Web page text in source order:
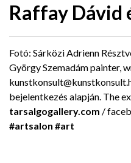
Raffay Dávid
Fotó: Sárközi Adrienn
György Szemadám painter,
bejelentkezés alapján. The
tarsalgogallery.com /
#artsalon #art